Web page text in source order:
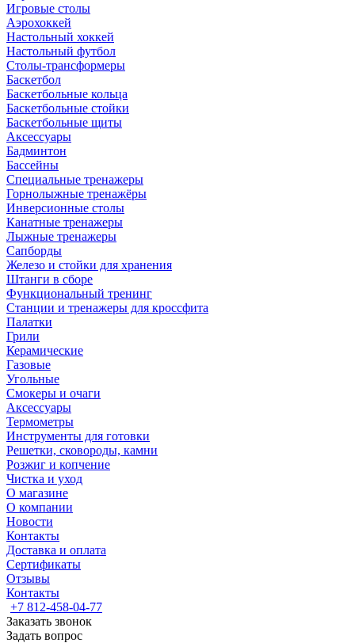
Игровые столы
Аэрохоккей
Настольный хоккей
Настольный футбол
Столы-трансформеры
Баскетбол
Баскетбольные кольца
Баскетбольные стойки
Баскетбольные щиты
Аксессуары
Бадминтон
Бассейны
Специальные тренажеры
Горнолыжные тренажёры
Инверсионные столы
Канатные тренажеры
Лыжные тренажеры
Сапборды
Железо и стойки для хранения
Штанги в сборе
Функциональный тренинг
Станции и тренажеры для кроссфита
Палатки
Грили
Керамические
Газовые
Угольные
Смокеры и очаги
Аксессуары
Термометры
Инструменты для готовки
Решетки, сковороды, камни
Розжиг и копчение
Чистка и уход
О магазине
О компании
Новости
Контакты
Доставка и оплата
Сертификаты
Отзывы
Контакты
+7 812-458-04-77
Заказать звонок
Задать вопрос